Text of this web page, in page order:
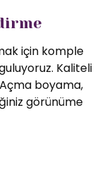
için komple
Kaliteli
Açma boyama,
görünüme